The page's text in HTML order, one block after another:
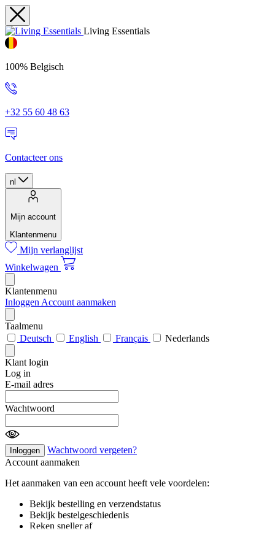
Living Essentials
100% Belgisch
+32 55 60 48 63
Contacteer ons
nl
Mijn account
Klantenmenu
Mijn verlanglijst
Winkelwagen
Klantenmenu
Inloggen Account aanmaken
Taalmenu
Deutsch
English Français Nederlands
Klant login
Log in
E-mail adres
Wachtwoord
Inloggen
Wachtwoord vergeten?
Account aanmaken
Het aanmaken van een account heeft vele voordelen:
Bekijk bestelling en verzendstatus
Bekijk bestelgeschiedenis
Reken sneller af